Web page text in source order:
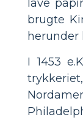
lave
brugte
herunder
I 1453